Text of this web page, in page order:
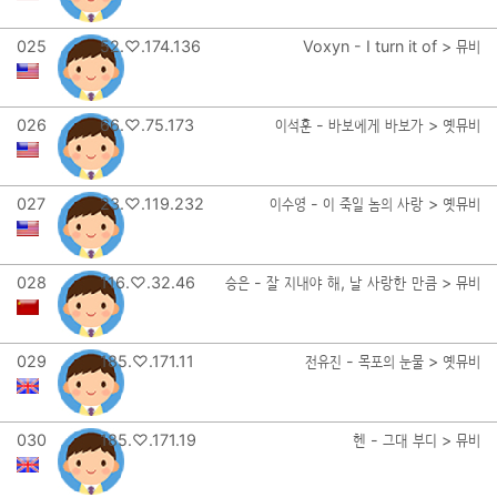
025 52.♡.174.136 Voxyn - I turn it of > 뮤비
026 66.♡.75.173 이석훈 - 바보에게 바보가 > 옛뮤비
027 23.♡.119.232 이수영 - 이 죽일 놈의 사랑 > 옛뮤비
028 116.♡.32.46 승은 - 잘 지내야 해, 날 사랑한 만큼 > 뮤비
029 185.♡.171.11 전유진 - 목포의 눈물 > 옛뮤비
030 185.♡.171.19 헨 - 그대 부디 > 뮤비